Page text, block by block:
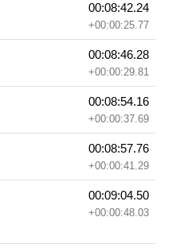
00:08:42.24
+00:00:25.77
00:08:46.28
+00:00:29.81
00:08:54.16
+00:00:37.69
00:08:57.76
+00:00:41.29
00:09:04.50
+00:00:48.03